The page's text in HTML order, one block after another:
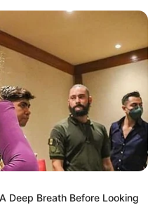
Deep Breath Before Looking